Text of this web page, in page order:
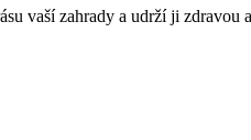
vaší zahrady a udrží ji